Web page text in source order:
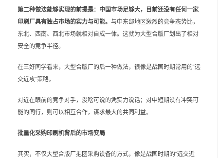
第二种做法能够实现的前提是：中国市场足够大，目前还没有任何一家
印刷厂具有独占市场的实力与可能。 与中东部地区激烈的竞争态势比，
东北、西南、西北市场就相对自成一体。这就为大型合版厂划出了相对
安全的竞争半径。
在三好同学看来，大型合版厂的后一种做法，很像是战国时期常用的“远
交近攻”策略。
对近在眼前的竞争对手，没啥可说的凭实力说话；对中短期没有冲突可
能的同行，则可以相互合作，谋求最大的共同利益。
批量化采购印刷机背后的市场变局
其实，不仅大型合版厂抱团采购设备的方式，像是战国时期的“远交近